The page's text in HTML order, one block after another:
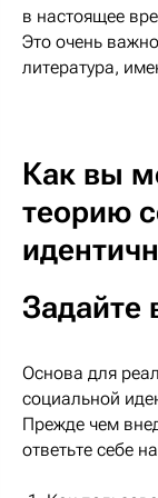
в настоящее
Это очень
литература,
Как вы
теорию
Задайте
Основа для
социальной
Прежде чем
ответьте себе